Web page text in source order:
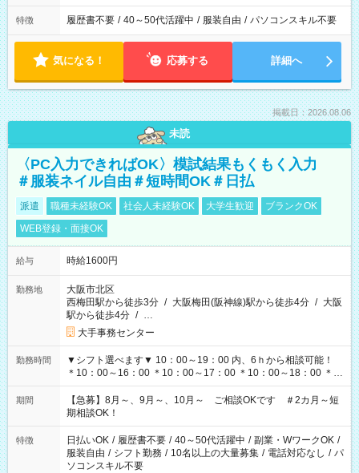
特徴 履歴書不要 / 40～50代活躍中 / 服装自由 / パソコンスキル不要
気になる！ 応募する 詳細へ
掲載日：2026.08.06
未読
〈PC入力できればOK〉模試結果もくもく入力
＃服装ネイル自由＃短時間OK＃日払
派遣 職種未経験OK 社会人未経験OK 大学生歓迎
ブランクOK
WEB登録・面接OK
給与 時給1600円
勤務地
大阪市北区
西梅田駅から徒歩3分 / 大阪梅田(阪神線)駅から徒歩4分 / 大阪
駅から徒歩4分 / …
大手事務センター
勤務時間
▼シフト選べます▼ 10：00～19：00 内、6ｈから相談可能！
＊10：00～16：00 ＊10：00～17：00 ＊10：00～18：00 ＊
11：00～19：00 ＊12：00～19：00 ＊13：00～19：00
期間
【急募】8月～、9月～、10月～ ご相談OKです ＃2カ月～短
期相談OK！
特徴 日払いOK / 履歴書不要 / 40～50代活躍中 / 副業・WワークOK /
服装自由 / シフト勤務 / 10名以上の大量募集 / 電話対応なし / パ
ソコンスキル不要